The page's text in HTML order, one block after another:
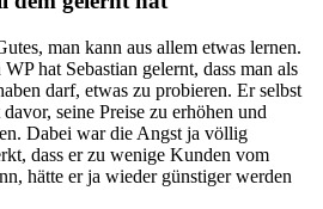
man kann aus allem etwas lernen.
hat Sebastian gelernt, dass man als
darf, etwas zu probieren. Er selbst
seine Preise zu erhöhen und
Dabei war die Angst ja völlig
dass er zu wenige Kunden vom
hätte er ja wieder günstiger werden